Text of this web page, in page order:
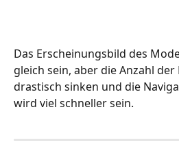
Das Erscheinungsbild des
gleich sein, aber die Anzahl
drastisch sinken und die
wird viel schneller sein.